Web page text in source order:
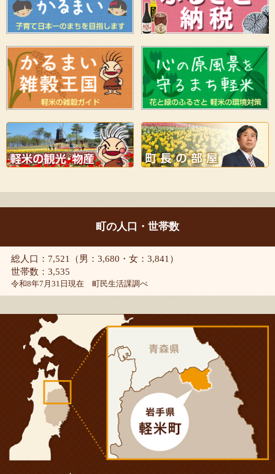
町の人口・世帯数
総人口：7,521（男：3,680・女：3,841）
世帯数：3,535
令和8年7月31日現在 町民生活課調べ